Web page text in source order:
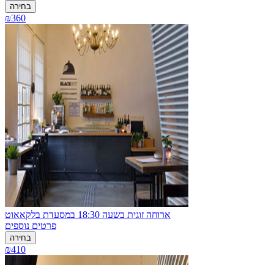
בחירה
₪360
ארוחה זוגית בשעה 18:30 במסעדת בלקאאוט
פרטים נוספים
בחירה
₪410